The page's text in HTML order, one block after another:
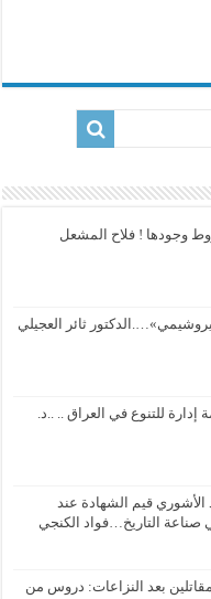
وجودها ! فلاح المشعل
ثائر العجيلي
للتنوع في العراق .. ..د.
الأشوري قيم الشهادة عند
صناعة التاريخ…فواد الكنجي
بعد النزاعات: دروس من